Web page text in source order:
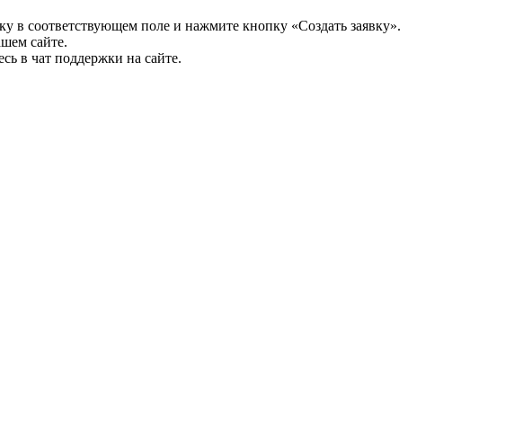
в соответствующем поле и нажмите кнопку «Создать заявку».
сайте.
в чат поддержки на сайте.